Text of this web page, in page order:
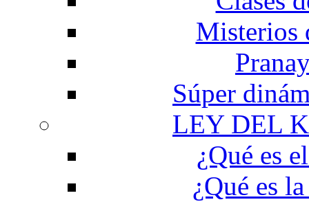
Misterios
Súper
LEY DEL
¿Qué es
¿Qué es